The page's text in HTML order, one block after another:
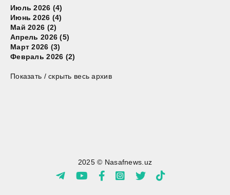
Июль 2026 (4)
Июнь 2026 (4)
Май 2026 (2)
Апрель 2026 (5)
Март 2026 (3)
Февраль 2026 (2)
Показать / скрыть весь архив
2025 © Nasafnews.uz